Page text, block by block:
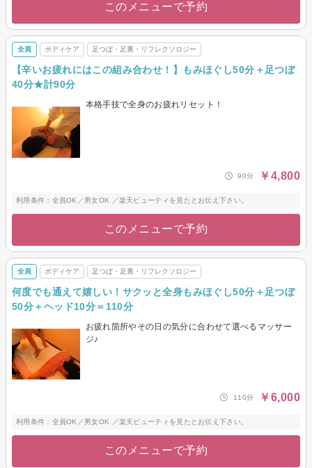
このメニューで予約
全員 ボディケア 足つぼ・足裏・リフレクソロジー
【辛いお疲れにはこの組み合わせ！】もみほぐし50分＋足つぼ
40分★計90分
本格手技で全身のお疲れリセット！
90分 ￥4,800
利用条件：全員OK／男女OK ／楽天ビューティを見たとお伝え下さい。
このメニューで予約
全員 ボディケア 足つぼ・足裏・リフレクソロジー
何度でも通えて嬉しい！サクッと全身もみほぐし50分＋足つぼ
50分＋ヘッド10分＝110分
お疲れ箇所やその日の気分に合わせて選べるマッサー
ジ♪
110分 ￥6,000
利用条件：全員OK／男女OK ／楽天ビューティを見たとお伝え下さい。
このメニューで予約